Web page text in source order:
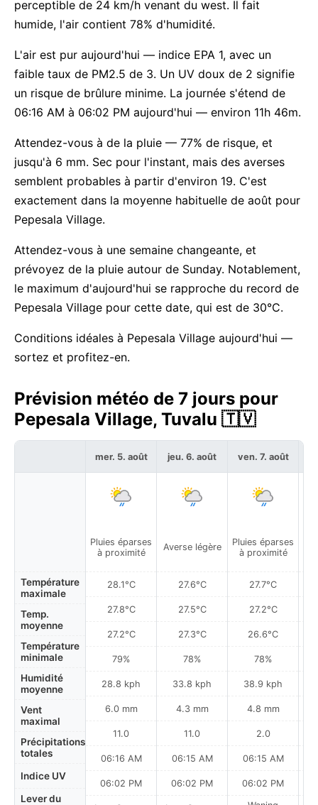
perceptible de 24 km/h venant du west. Il fait
humide, l'air contient 78% d'humidité.
L'air est pur aujourd'hui — indice EPA 1, avec un
faible taux de PM2.5 de 3. Un UV doux de 2 signifie
un risque de brûlure minime. La journée s'étend de
06:16 AM à 06:02 PM aujourd'hui — environ 11h 46m.
Attendez-vous à de la pluie — 77% de risque, et
jusqu'à 6 mm. Sec pour l'instant, mais des averses
semblent probables à partir d'environ 19. C'est
exactement dans la moyenne habituelle de août pour
Pepesala Village.
Attendez-vous à une semaine changeante, et
prévoyez de la pluie autour de Sunday. Notablement,
le maximum d'aujourd'hui se rapproche du record de
Pepesala Village pour cette date, qui est de 30°C.
Conditions idéales à Pepesala Village aujourd'hui —
sortez et profitez-en.
Prévision météo de 7 jours pour
Pepesala Village, Tuvalu 🇹🇻
Température
maximale
Temp.
moyenne
Température
minimale
Humidité
moyenne
Vent
maximal
Précipitations
totales
Indice UV
Lever du
mer. 5. août
Pluies éparses
à proximité
28.1°C
27.8°C
27.2°C
79%
28.8 kph
6.0 mm
11.0
06:16 AM
06:02 PM
jeu. 6. août
Averse légère
27.6°C
27.5°C
27.3°C
78%
33.8 kph
4.3 mm
11.0
06:15 AM
06:02 PM
ven. 7. août
Pluies éparses
à proximité
27.7°C
27.2°C
26.6°C
78%
38.9 kph
4.8 mm
2.0
06:15 AM
06:02 PM